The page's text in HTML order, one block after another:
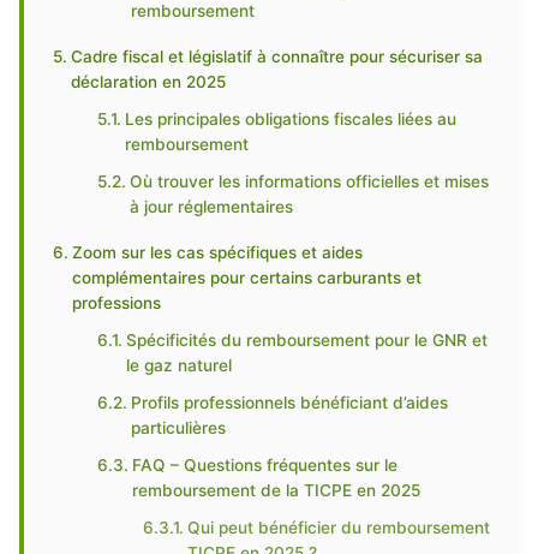
remboursement
Cadre fiscal et législatif à connaître pour sécuriser sa
déclaration en 2025
Les principales obligations fiscales liées au
remboursement
Où trouver les informations officielles et mises
à jour réglementaires
Zoom sur les cas spécifiques et aides
complémentaires pour certains carburants et
professions
Spécificités du remboursement pour le GNR et
le gaz naturel
Profils professionnels bénéficiant d’aides
particulières
FAQ – Questions fréquentes sur le
remboursement de la TICPE en 2025
Qui peut bénéficier du remboursement